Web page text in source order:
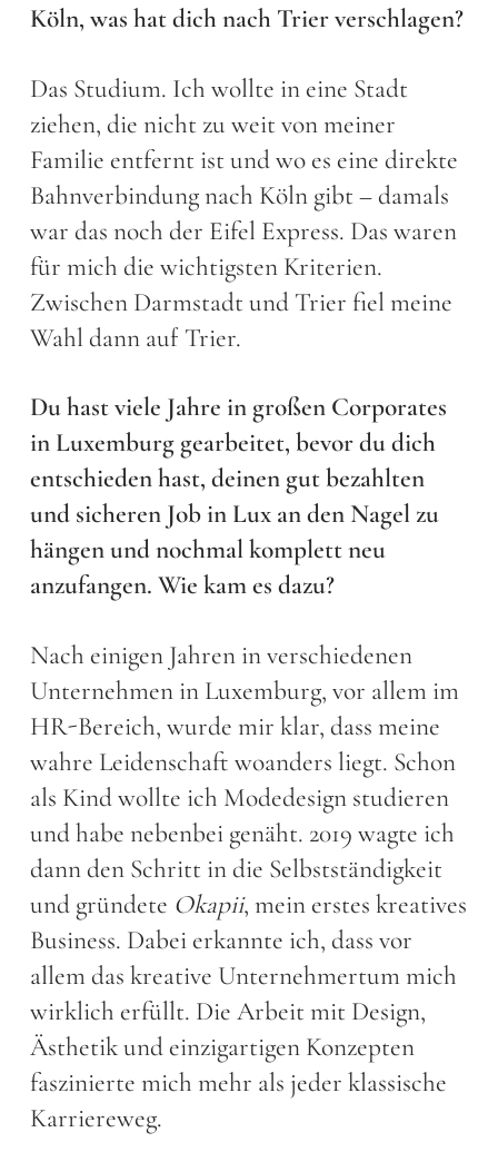
Köln, was hat dich nach Trier verschlagen?
Das Studium. Ich wollte in eine Stadt
ziehen, die nicht zu weit von meiner
Familie entfernt ist und wo es eine direkte
Bahnverbindung nach Köln gibt – damals
war das noch der Eifel Express. Das waren
für mich die wichtigsten Kriterien.
Zwischen Darmstadt und Trier fiel meine
Wahl dann auf Trier.
Du hast viele Jahre in großen Corporates
in Luxemburg gearbeitet, bevor du dich
entschieden hast, deinen gut bezahlten
und sicheren Job in Lux an den Nagel zu
hängen und nochmal komplett neu
anzufangen. Wie kam es dazu?
Nach einigen Jahren in verschiedenen
Unternehmen in Luxemburg, vor allem im
HR-Bereich, wurde mir klar, dass meine
wahre Leidenschaft woanders liegt. Schon
als Kind wollte ich Modedesign studieren
und habe nebenbei genäht. 2019 wagte ich
dann den Schritt in die Selbstständigkeit
und gründete Okapii, mein erstes kreatives
Business. Dabei erkannte ich, dass vor
allem das kreative Unternehmertum mich
wirklich erfüllt. Die Arbeit mit Design,
Ästhetik und einzigartigen Konzepten
faszinierte mich mehr als jeder klassische
Karriereweg.